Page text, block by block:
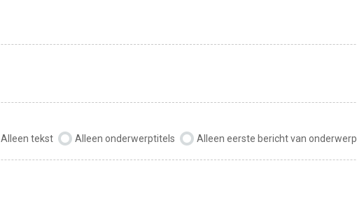
Alleen tekst Alleen onderwerptitels Alleen eerste bericht van onderwerp